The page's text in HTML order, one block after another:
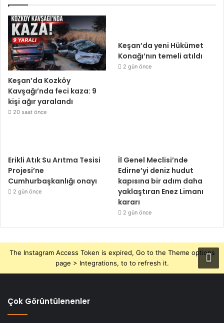
Keşan’da Kozköy
Kavşağı’nda feci kaza: 9
kişi ağır yaralandı
20 saat önce
Keşan’da yeni Hükümet
Konağı’nın temeli atıldı
2 gün önce
Erikli Atık Su Arıtma Tesisi
Projesi’ne
Cumhurbaşkanlığı onayı
2 gün önce
İl Genel Meclisi’nde
Edirne’yi deniz hudut
kapısına bir adım daha
yaklaştıran Enez Limanı
kararı
2 gün önce
The Instagram Access Token is expired, Go to the Theme options
page > Integrations, to to refresh it.
Çok Görüntülenenler